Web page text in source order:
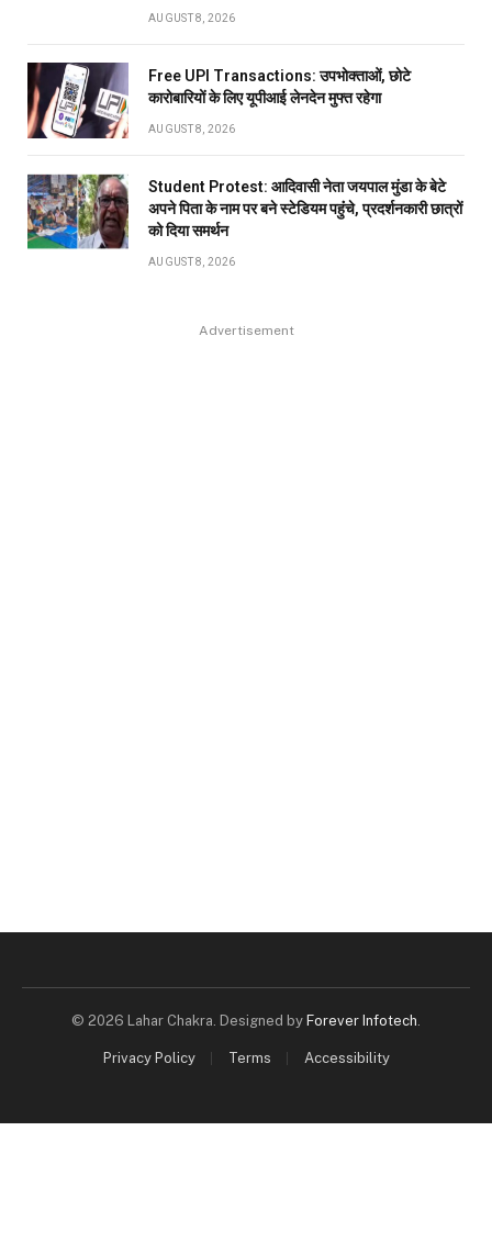
AUGUST 8, 2026
Free UPI Transactions: उपभोक्ताओं, छोटे
कारोबारियों के लिए यूपीआई लेनदेन मुफ्त रहेगा
AUGUST 8, 2026
Student Protest: आदिवासी नेता जयपाल मुंडा के बेटे
अपने पिता के नाम पर बने स्टेडियम पहुंंचे, प्रदर्शनकारी छात्रों
को दिया समर्थन
AUGUST 8, 2026
Advertisement
© 2026 Lahar Chakra. Designed by Forever Infotech.
Privacy Policy Terms Accessibility